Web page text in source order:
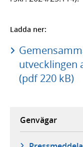
Ladda ner:
utvecklingen
(pdf 220 kB)
Genvägar